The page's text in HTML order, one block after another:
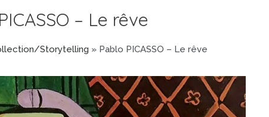
– Le rêve
Storytelling » Pablo PICASSO – Le rêve